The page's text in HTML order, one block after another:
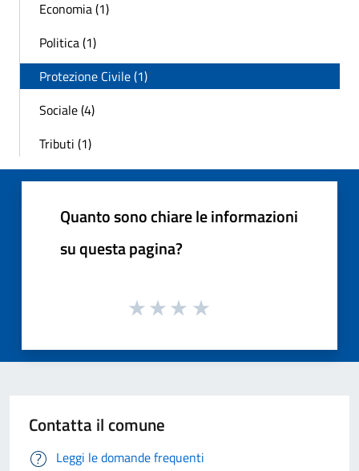
Economia (1)
Politica (1)
Protezione Civile (1)
Sociale (4)
Tributi (1)
Quanto sono chiare le informazioni
su questa pagina?
Contatta il comune
Leggi le domande frequenti